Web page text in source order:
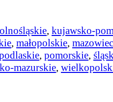
, kujawsko-
, małopolskie,
, pomorskie,
mazurskie,